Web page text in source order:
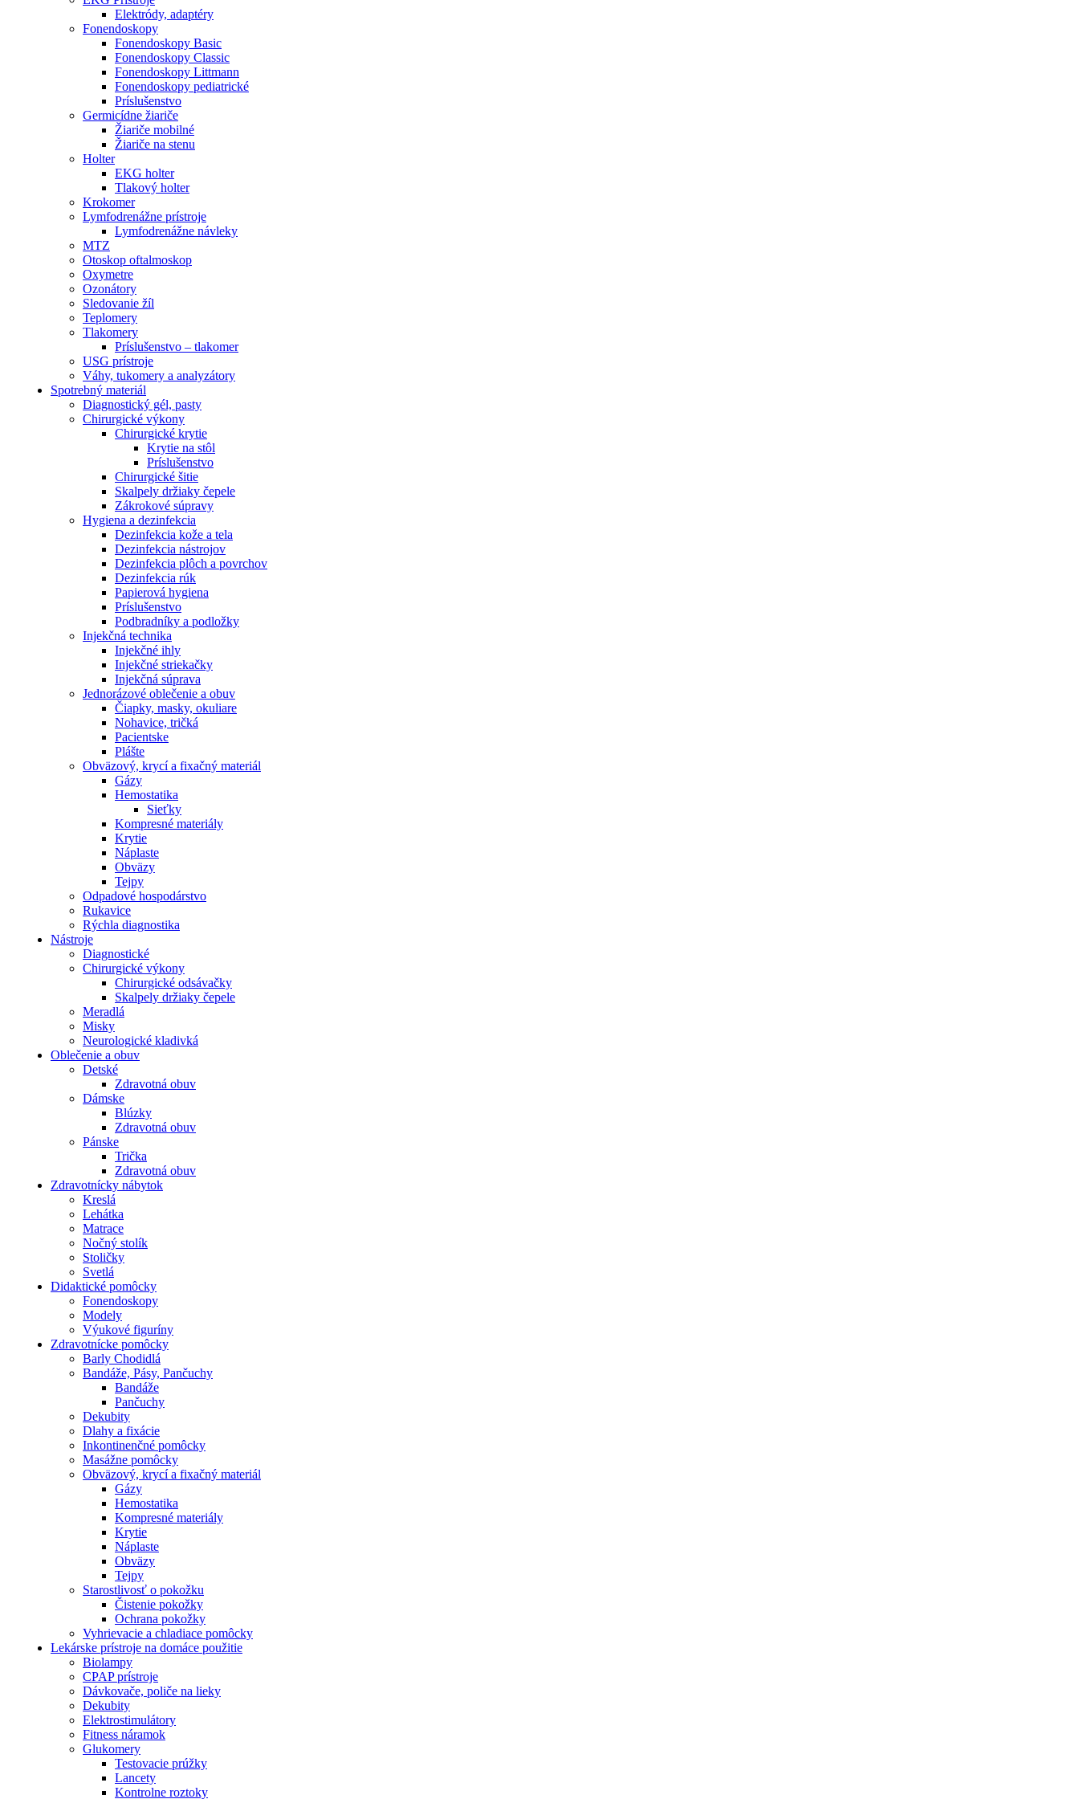
Elektródy, adaptéry
Fonendoskopy
Fonendoskopy Basic
Fonendoskopy Classic
Fonendoskopy Littmann
Fonendoskopy pediatrické
Príslušenstvo
Germicídne žiariče
Žiariče mobilné
Žiariče na stenu
Holter
EKG holter
Tlakový holter
Krokomer
Lymfodrenážne prístroje
Lymfodrenážne návleky
MTZ
Otoskop oftalmoskop
Oxymetre
Ozonátory
Sledovanie žíl
Teplomery
Tlakomery
Príslušenstvo – tlakomer
USG prístroje
Váhy, tukomery a analyzátory
Spotrebný materiál
Diagnostický gél, pasty
Chirurgické výkony
Chirurgické krytie
Krytie na stôl
Príslušenstvo
Chirurgické šitie
Skalpely držiaky čepele
Zákrokové súpravy
Hygiena a dezinfekcia
Dezinfekcia kože a tela
Dezinfekcia nástrojov
Dezinfekcia plôch a povrchov
Dezinfekcia rúk
Papierová hygiena
Príslušenstvo
Podbradníky a podložky
Injekčná technika
Injekčné ihly
Injekčné striekačky
Injekčná súprava
Jednorázové oblečenie a obuv
Čiapky, masky, okuliare
Nohavice, tričká
Pacientske
Plášte
Obväzový, krycí a fixačný materiál
Gázy
Hemostatika
Sieťky
Kompresné materiály
Krytie
Náplaste
Obväzy
Tejpy
Odpadové hospodárstvo
Rukavice
Rýchla diagnostika
Nástroje
Diagnostické
Chirurgické výkony
Chirurgické odsávačky
Skalpely držiaky čepele
Meradlá
Misky
Neurologické kladivká
Oblečenie a obuv
Detské
Zdravotná obuv
Dámske
Blúzky
Zdravotná obuv
Pánske
Trička
Zdravotná obuv
Zdravotnícky nábytok
Kreslá
Lehátka
Matrace
Nočný stolík
Stoličky
Svetlá
Didaktické pomôcky
Fonendoskopy
Modely
Výukové figuríny
Zdravotnícke pomôcky
Barly Chodidlá
Bandáže, Pásy, Pančuchy
Bandáže
Pančuchy
Dekubity
Dlahy a fixácie
Inkontinenčné pomôcky
Masážne pomôcky
Obväzový, krycí a fixačný materiál
Gázy
Hemostatika
Kompresné materiály
Krytie
Náplaste
Obväzy
Tejpy
Starostlivosť o pokožku
Čistenie pokožky
Ochrana pokožky
Vyhrievacie a chladiace pomôcky
Lekárske prístroje na domáce použitie
Biolampy
CPAP prístroje
Dávkovače, poliče na lieky
Dekubity
Elektrostimulátory
Fitness náramok
Glukomery
Testovacie prúžky
Lancety
Kontrolne roztoky